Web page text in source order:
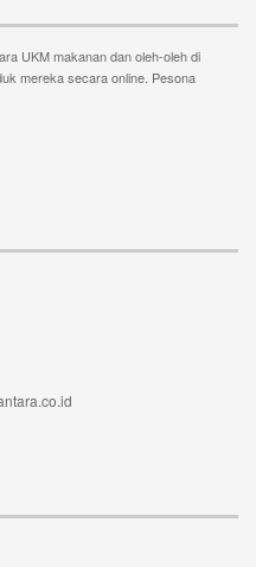
UKM makanan dan oleh-oleh di
mereka secara online. Pesona